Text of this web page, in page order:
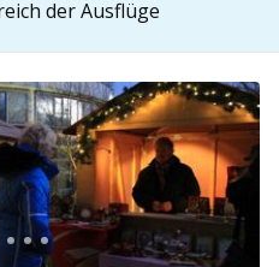
der Ausflüge